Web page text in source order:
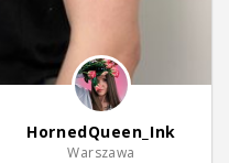
HornedQueen_Ink
Warszawa